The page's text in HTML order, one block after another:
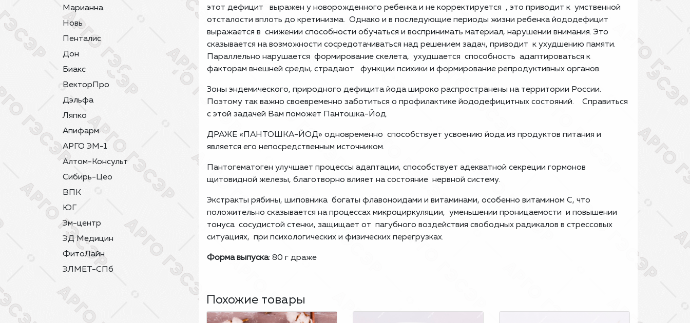
Марианна
Новь
Пенталис
Дон
Биакс
ВекторПро
Дэльфа
Ляпко
Апифарм
АРГО ЭМ-1
Алтом-Консульт
Сибирь-Цео
ВПК
ЮГ
Эм-центр
ЭД Медицин
ФитоЛайн
ЭЛМЕТ-СПб
этот дефицит выражен у новорожденного ребенка и не корректируется , это приводит к умственной
отсталости вплоть до кретинизма. Однако и в последующие периоды жизни ребенка йододефицит
выражается в снижении способности обучаться и воспринимать материал, нарушении внимания. Это
сказывается на возможности сосредотачиваться над решением задач, приводит к ухудшению памяти.
Параллельно нарушается формирование скелета, ухудшается способность адаптироваться к
факторам внешней среды, страдают функции психики и формирование репродуктивных органов.
Зоны эндемического, природного дефицита йода широко распространены на территории России.
Поэтому так важно своевременно заботиться о профилактике йододефицитных состояний. Справиться
с этой задачей Вам поможет Пантошка-Йод.
ДРАЖЕ «ПАНТОШКА-ЙОД» одновременно способствует усвоению йода из продуктов питания и
является его непосредственным источником.
Пантогематоген улучшает процессы адаптации, способствует адекватной секреции гормонов
щитовидной железы, благотворно влияет на состояние нервной систему.
Экстракты рябины, шиповника богаты флавоноидами и витаминами, особенно витамином С, что
положительно сказывается на процессах микроциркуляции, уменьшении проницаемости и повышении
тонуса сосудистой стенки, защищает от пагубного воздействия свободных радикалов в стрессовых
ситуациях, при психологических и физических перегрузках.
Форма выпуска: 80 г драже
Похожие товары